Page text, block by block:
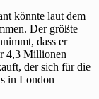
könnte laut dem
Der größte
dass er
4,3 Millionen
der sich für die
in London